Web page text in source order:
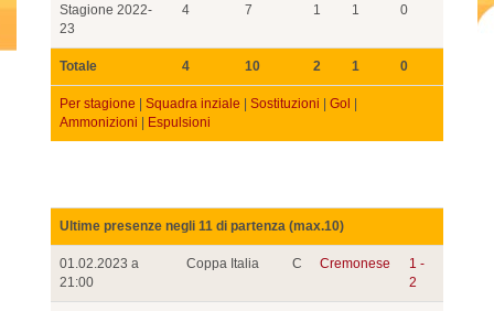
Stagione 2022-
23
4 7 1 1 0
Totale 4 10 2 1 0
Per stagione Squadra inziale Sostituzioni Gol
Ammonizioni
Espulsioni
Ultime presenze negli 11 di partenza (max.10)
01.02.2023 a
21:00
Coppa Italia C Cremonese
1 -
2